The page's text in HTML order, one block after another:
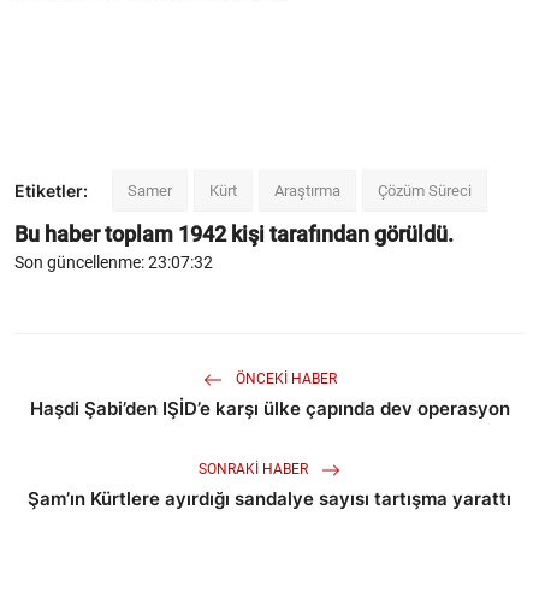
Etiketler: Samer Kürt Araştırma Çözüm Süreci
Bu haber toplam 1942kişi tarafından görüldü.
Son güncellenme: 23:07:32
ÖNCEKI HABER
Haşdi Şabi’den IŞİD’e karşı ülke çapında dev operasyon
SONRAKI HABER
Şam’ın Kürtlere ayırdığı sandalye sayısı tartışma yarattı